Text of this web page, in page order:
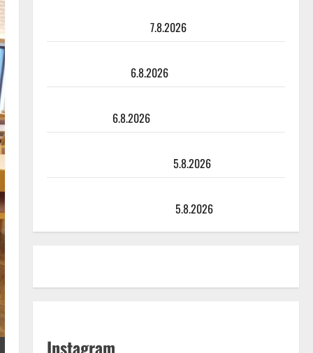
7.8.2026
6.8.2026
6.8.2026
5.8.2026
5.8.2026
Instagram